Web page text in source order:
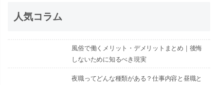
人気コラム
風俗で働くメリット・デメリットまとめ｜後悔
しないために知るべき現実
夜職ってどんな種類がある？仕事内容と昼職と